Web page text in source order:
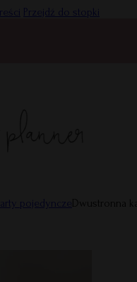
Przejdź do stopki
pojedyncze Dwustronna